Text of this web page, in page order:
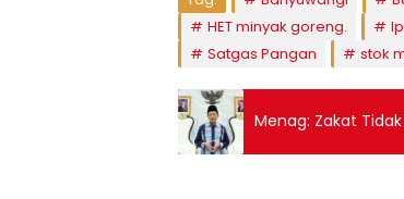
HET minyak goreng.
Satgas Pangan
stok
Menag: Zakat